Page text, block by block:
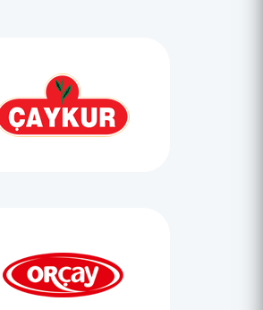
projesinin kentin marka yüzü